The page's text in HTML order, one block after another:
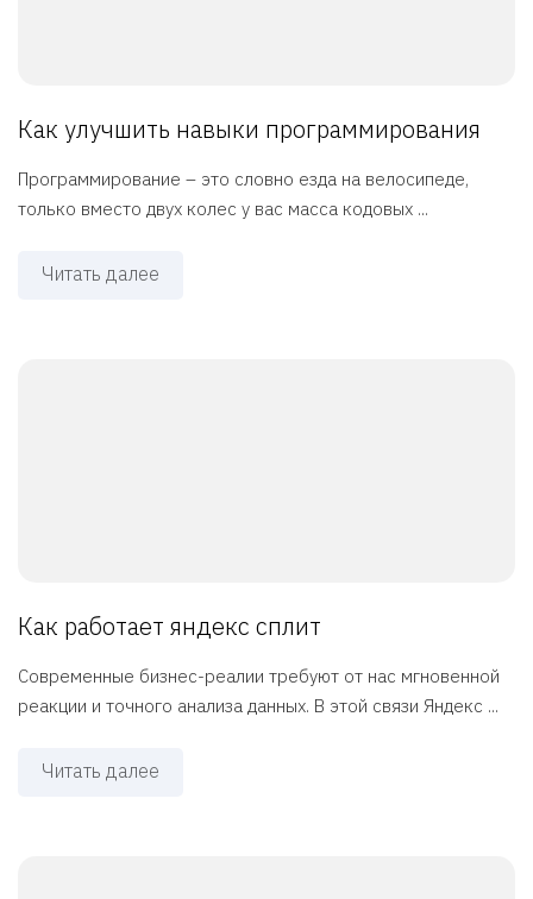
Как улучшить навыки программирования
Программирование – это словно езда на велосипеде,
только вместо двух колес у вас масса кодовых ...
Читать далее
Как работает яндекс сплит
Современные бизнес-реалии требуют от нас мгновенной
реакции и точного анализа данных. В этой связи Яндекс ...
Читать далее